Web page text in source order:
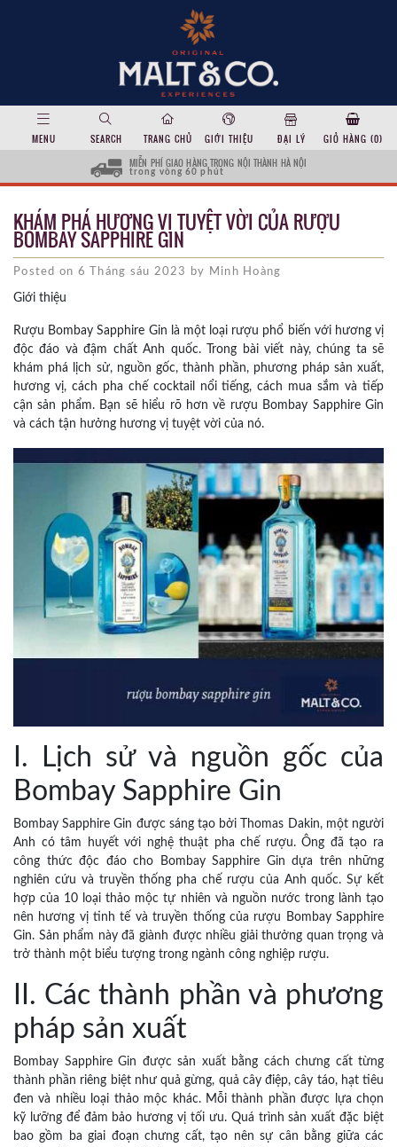
MENU SEARCH TRANG CHỦ GIỚI THIỆU ĐẠI LÝ GIỎ HÀNG (0)
MIỄN PHÍ GIAO HÀNG TRONG NỘI THÀNH HÀ NỘI
trong vòng 60 phút
KHÁM PHÁ HƯƠNG VỊ TUYỆT VỜI CỦA RƯỢU
BOMBAY SAPPHIRE GIN
Posted on 6 Tháng sáu 2023 by Minh Hoàng
Giới thiệu
Rượu Bombay Sapphire Gin là một loại rượu phổ biến với hương vị
độc đáo và đậm chất Anh quốc. Trong bài viết này, chúng ta sẽ
khám phá lịch sử, nguồn gốc, thành phần, phương pháp sản xuất,
hương vị, cách pha chế cocktail nổi tiếng, cách mua sắm và tiếp
cận sản phẩm. Bạn sẽ hiểu rõ hơn về rượu Bombay Sapphire Gin
và cách tận hưởng hương vị tuyệt vời của nó.
I. Lịch sử và nguồn gốc của
Bombay Sapphire Gin
Bombay Sapphire Gin được sáng tạo bởi Thomas Dakin, một người
Anh có tâm huyết với nghệ thuật pha chế rượu. Ông đã tạo ra
công thức độc đáo cho Bombay Sapphire Gin dựa trên những
nghiên cứu và truyền thống pha chế rượu của Anh quốc. Sự kết
hợp của 10 loại thảo mộc tự nhiên và nguồn nước trong lành tạo
nên hương vị tinh tế và truyền thống của rượu Bombay Sapphire
Gin. Sản phẩm này đã giành được nhiều giải thưởng quan trọng và
trở thành một biểu tượng trong ngành công nghiệp rượu.
II. Các thành phần và phương
pháp sản xuất
Bombay Sapphire Gin được sản xuất bằng cách chưng cất từng
thành phần riêng biệt như quả gừng, quả cây điệp, cây táo, hạt tiêu
đen và nhiều loại thảo mộc khác. Mỗi thành phần được lựa chọn
kỹ lưỡng để đảm bảo hương vị tối ưu. Quá trình sản xuất đặc biệt
bao gồm ba giai đoạn chưng cất, tạo nên sự cân bằng giữa các